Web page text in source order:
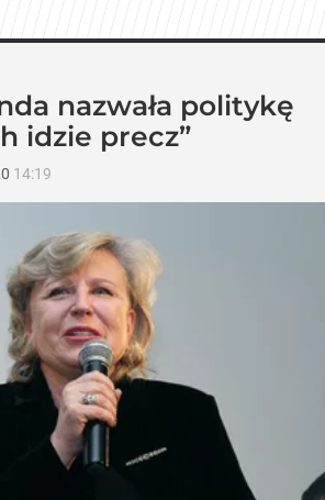
nazwała politykę
idzie precz”
14:19